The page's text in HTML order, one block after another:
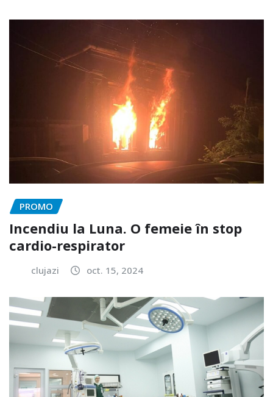
PROMO
Incendiu la Luna. O femeie în stop
cardio-respirator
clujazi oct. 15, 2024